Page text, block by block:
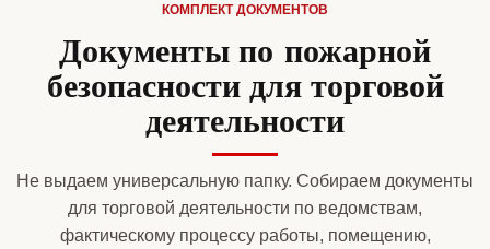
КОМПЛЕКТ ДОКУМЕНТОВ
Документы по пожарной
безопасности для торговой
деятельности
Не выдаем универсальную папку. Собираем документы
для торговой деятельности по ведомствам,
фактическому процессу работы, помещению,